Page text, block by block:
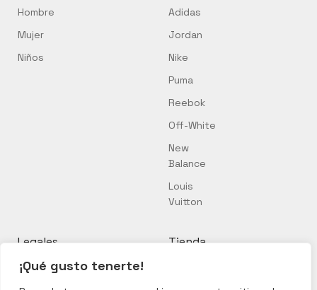
¡Qué gusto tenerte!
Hombre
Mujer
Niños
Adidas
Jordan
Nike
Puma
Reebok
Off-White
New
Balance
Louis
Vuitton
Legales
Política de cookies
Política de privacidad
Tienda